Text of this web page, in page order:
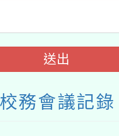
送出
務會議記錄